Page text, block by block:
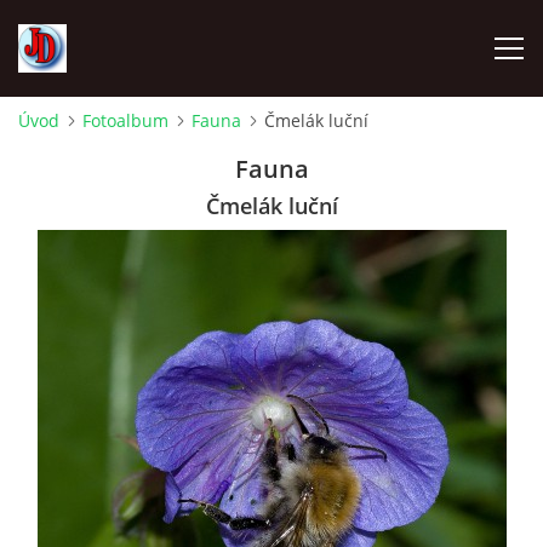
NÁVŠTĚVNÍ KNIHA
OSTRAVICE SRAZY
Úvod Fotoalbum Fauna Čmelák luční
Fauna
Čmelák luční